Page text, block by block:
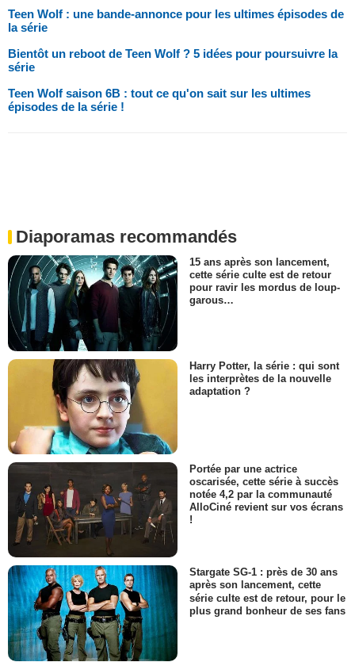
Teen Wolf : une bande-annonce pour les ultimes épisodes de
la série
Bientôt un reboot de Teen Wolf ? 5 idées pour poursuivre la
série
Teen Wolf saison 6B : tout ce qu'on sait sur les ultimes
épisodes de la série !
Diaporamas recommandés
15 ans après son lancement,
cette série culte est de retour
pour ravir les mordus de loup-
garous…
Harry Potter, la série : qui sont
les interprètes de la nouvelle
adaptation ?
Portée par une actrice
oscarisée, cette série à succès
notée 4,2 par la communauté
AlloCiné revient sur vos écrans
!
Stargate SG-1 : près de 30 ans
après son lancement, cette
série culte est de retour, pour le
plus grand bonheur de ses fans